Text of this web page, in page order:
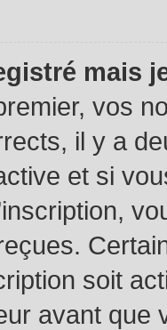
mais
vos
il y a
et si
soit
avant